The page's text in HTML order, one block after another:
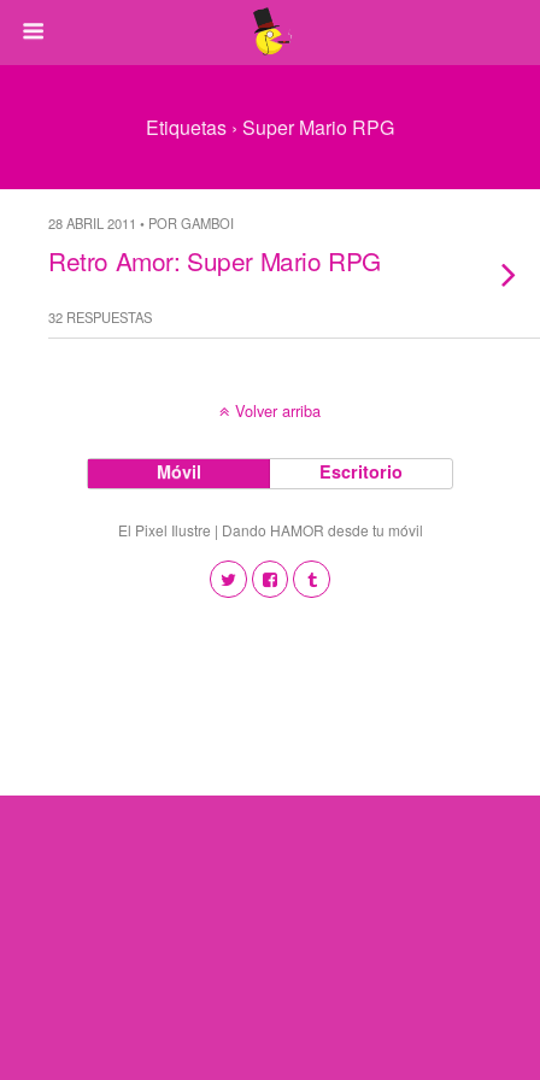
Etiquetas › Super Mario RPG
28 ABRIL 2011 • POR GAMBOI
Retro Amor: Super Mario RPG
32 RESPUESTAS
Volver arriba
Móvil Escritorio
El Pixel Ilustre | Dando HAMOR desde tu móvil